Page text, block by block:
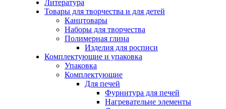
Литература
Товары для творчества и для детей
Канцтовары
Наборы для творчества
Полимерная глина
Изделия для росписи
Комплектующие и упаковка
Упаковка
Комплектующие
Для печей
Фурнитура для печей
Нагревательне элементы